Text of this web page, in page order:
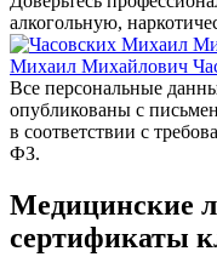
алкогольную,
Михаил Михайлович
Все персональные
опубликованы с
в соответствии с
ФЗ.
Медицинские
сертификаты